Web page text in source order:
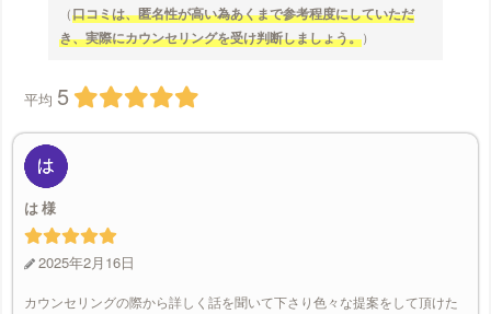
（口コミは、匿名性が高い為あくまで参考程度にしていただ
き、実際にカウンセリングを受け判断しましょう。）
平均 5
は
2025年2月16日
カウンセリングの際から詳しく話を聞いて下さり色々な提案をして頂けた